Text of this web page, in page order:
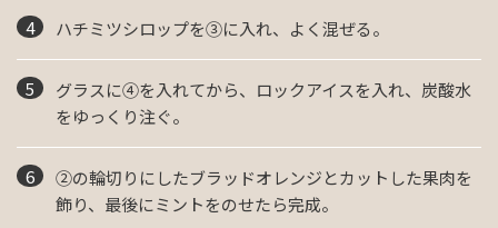
ハチミツシロップを③に入れ、よく混ぜる。
グラスに④を入れてから、ロックアイスを入れ、炭酸水
をゆっくり注ぐ。
②の輪切りにしたブラッドオレンジとカットした果肉を
飾り、最後にミントをのせたら完成。